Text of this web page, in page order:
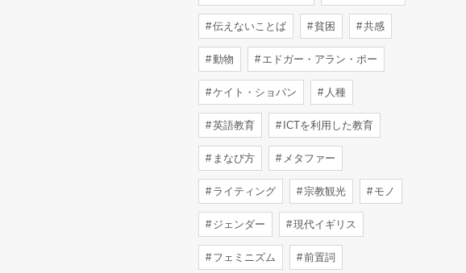
伝えないことば 貧困 共感
動物 エドガー・アラン・ポー
ケイト・ショパン 人種
英語教育 ICTを利用した教育
まなび方 メタファー
ライティング 宗教観光 モノ
ジェンダー 現代イギリス
フェミニズム 前置詞